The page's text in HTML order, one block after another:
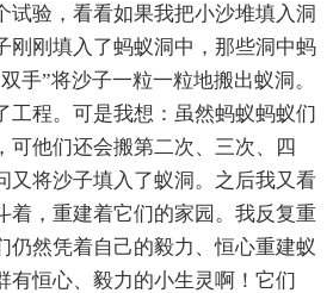
试验，看看如果我把小沙堆填入洞
刚刚填入了蚂蚁洞中，那些洞中蚂
手”将沙子一粒一粒地搬出蚁洞。
工程。可是我想：虽然蚂蚁蚂蚁们
可他们还会搬第二次、三次、四
将沙子填入了蚁洞。之后我又看
着，重建着它们的家园。我反复重
仍然凭着自己的毅力、恒心重建蚁
有恒心、毅力的小生灵啊！它们